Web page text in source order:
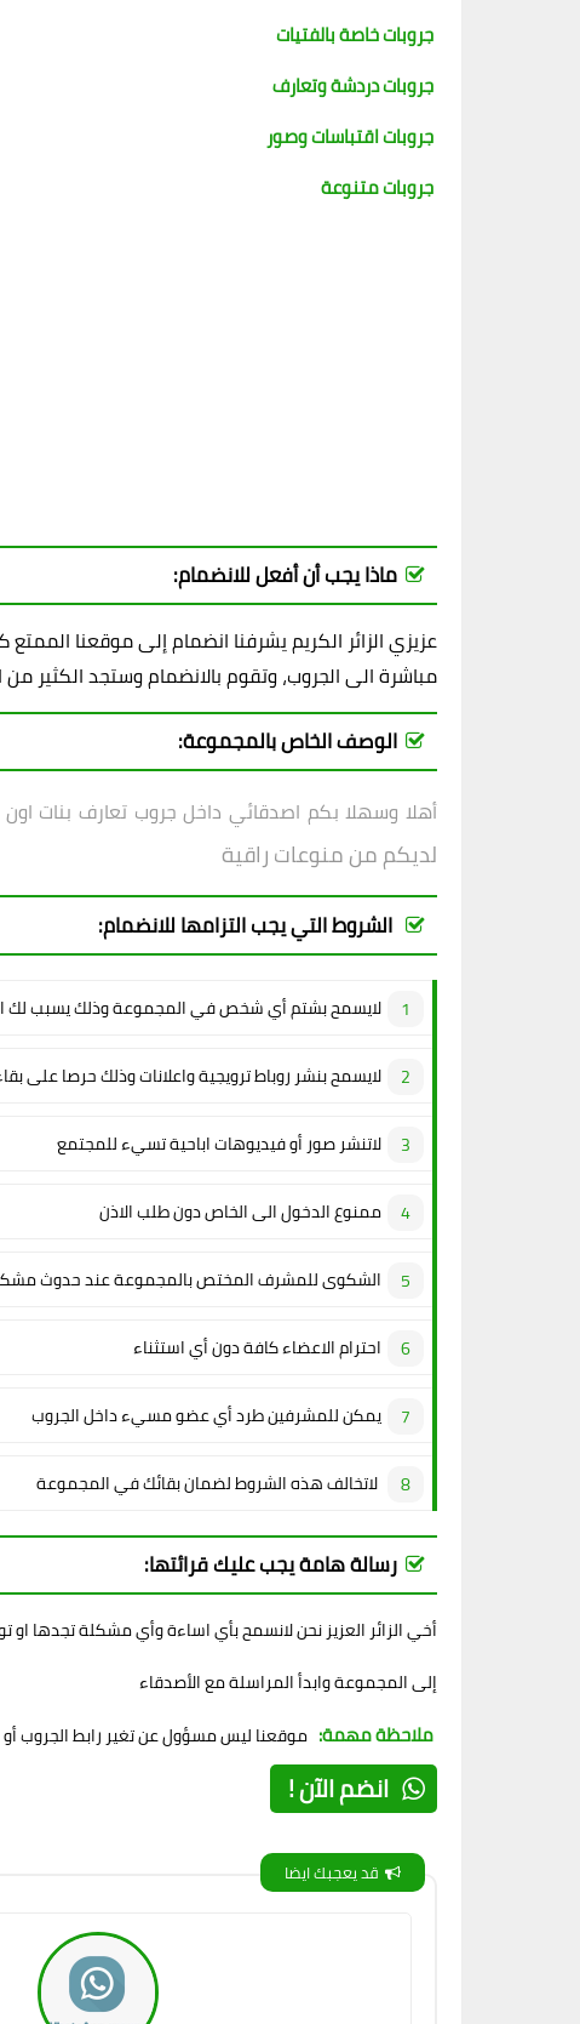
جروبات خاصة بالفتيات
جروبات دردشة وتعارف
جروبات اقتباسات وصور
جروبات متنوعة
ماذا يجب أن أفعل للانضمام:
عزيزي الزائر الكريم يشرفنا انضمام إلى موقعنا
مباشرة الى الجروب، وتقوم بالانضمام وستجد الكثير من
الوصف الخاص بالمجموعة:
أهلا وسهلا بكم اصدقائي داخل جروبتعارف بنات اون
لديكم من منوعات راقية
الشروط التي يجب التزامها للانضمام:
لايسمح بشتم أي شخص في المجموعة وذلك يسبب لك
لايسمح بنشر روباط ترويجية واعلانات وذلك حرصا على
لاتنشر صور أو فيديوهات اباحية تسيء للمجتمع
ممنوع الدخول الى الخاص دون طلب الاذن
الشكوى للمشرف المختص بالمجموعة عند حدوث
احترام الاعضاء كافة دون أي استثناء
يمكن للمشرفين طرد أي عضو مسيء داخل الجروب
لاتخالف هذه الشروط لضمان بقائك في المجموعة
رسالة هامة يجب عليك قرائتها:
أخي الزائر العزيز نحن لانسمح بأي اساءة وأي مشكلة تجدها
إلى المجموعة وابدأ المراسلة مع الأصدقاء
ملاحظة مهمة: موقعنا ليس مسؤول عن تغير رابط الجروب أو
انضم الآن !
قد يعجبك ايضا